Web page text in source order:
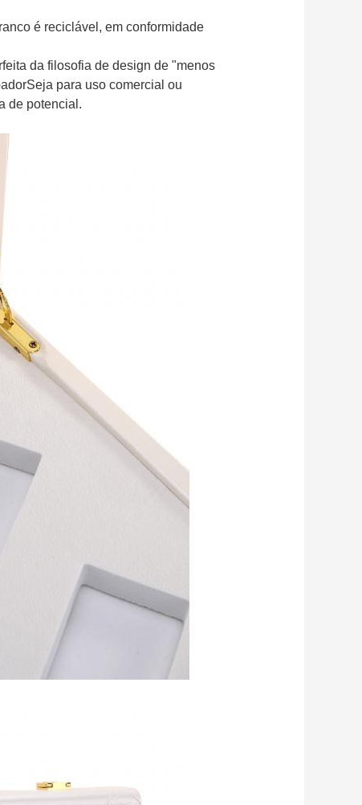
é reciclável, em conformidade
da filosofia de design de "menos
para uso comercial ou
de potencial.